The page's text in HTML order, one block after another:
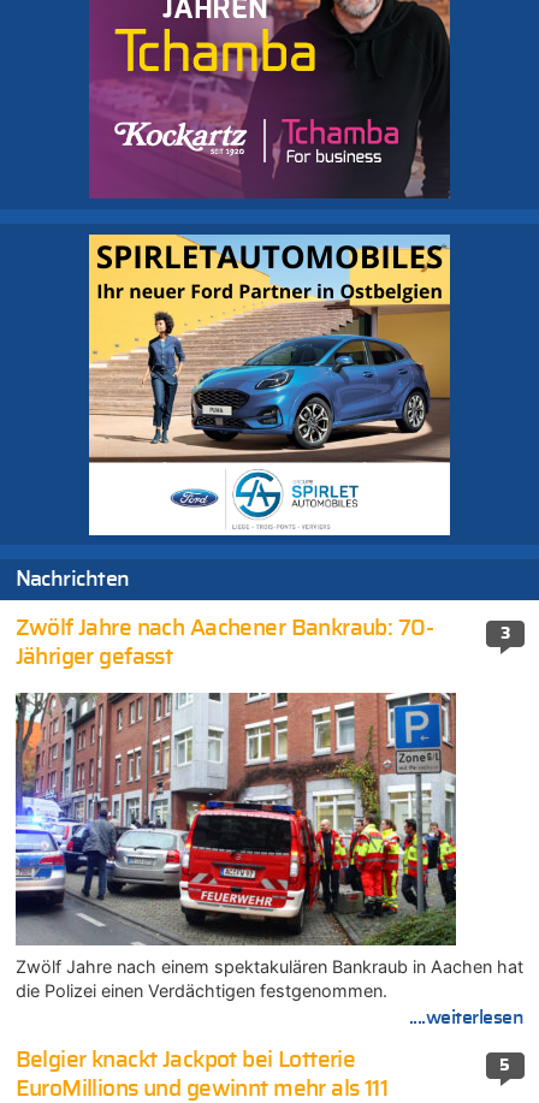
Nachrichten
3
Zwölf Jahre nach Aachener Bankraub: 70-
Jähriger gefasst
Zwölf Jahre nach einem spektakulären Bankraub in Aachen hat
die Polizei einen Verdächtigen festgenommen.
....weiterlesen
5
Belgier knackt Jackpot bei Lotterie
EuroMillions und gewinnt mehr als 111